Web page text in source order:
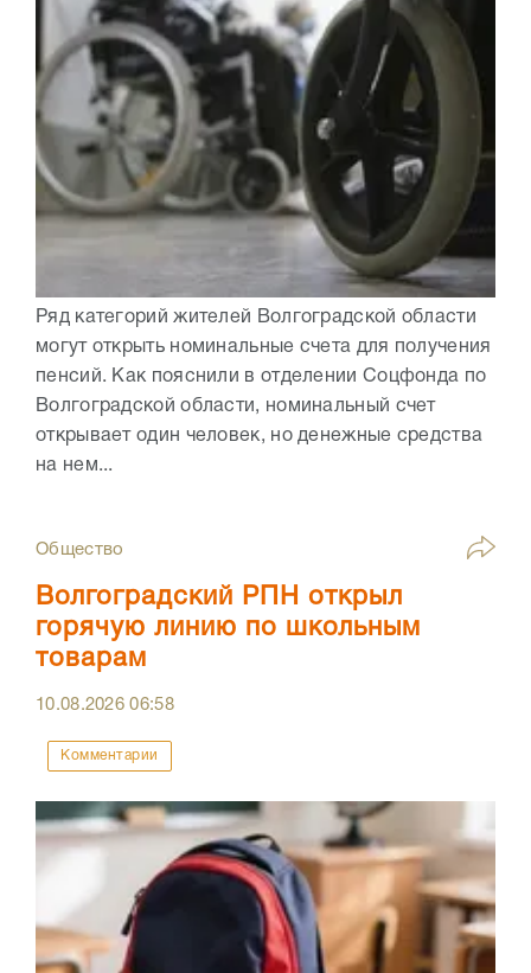
Ряд категорий жителей Волгоградской области
могут открыть номинальные счета для получения
пенсий. Как пояснили в отделении Соцфонда по
Волгоградской области, номинальный счет
открывает один человек, но денежные средства
на нем...
Общество
Волгоградский РПН открыл
горячую линию по школьным
товарам
10.08.202606:58
Комментарии